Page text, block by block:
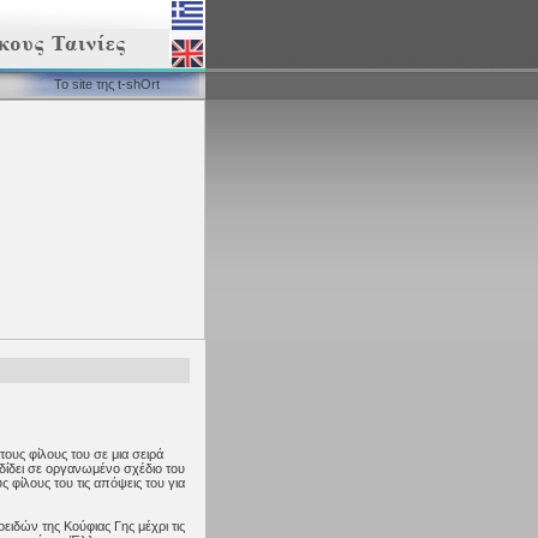
Το site της t-shOrt
φίλους του σε μια σειρά
σε οργανωμένο σχέδιο του
του τις απόψεις του για
της Κούφιας Γης μέχρι τις